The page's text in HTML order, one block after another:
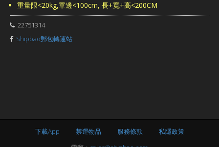
重量限<20kg,單邊<100cm, 長+寬+高<200CM
22751314
Shipbao郵包轉運站
下載App 禁運物品 服務條款
私隱政策